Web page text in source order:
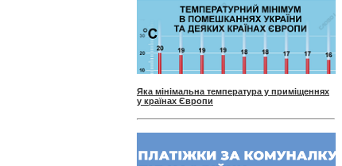
Яка мінімальна температура у приміщеннях
у країнах Європи